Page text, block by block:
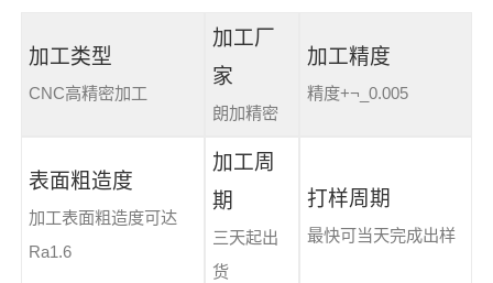
加工类型
CNC高精密加工
加工厂
家
朗加精密
加工精度
精度+¬_0.005
表面粗造度
加工表面粗造度可达
Ra1.6
加工周
期
三天起出
货
打样周期
最快可当天完成出样